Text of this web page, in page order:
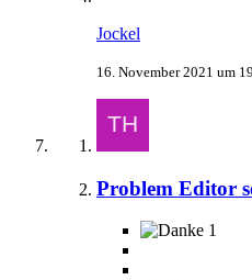
Jockel
16. November 2021 um
Problem Editor
1